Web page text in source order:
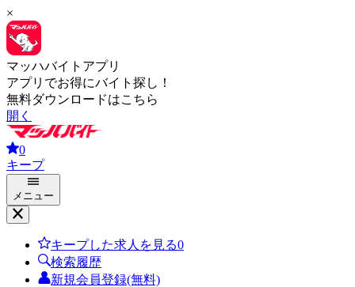
×
マッハバイトアプリ
アプリでお得にバイト探し！
無料ダウンロードはこちら
開く
0
キープ
メニュー
キープした求人を見る0
検索履歴
新規会員登録(無料)